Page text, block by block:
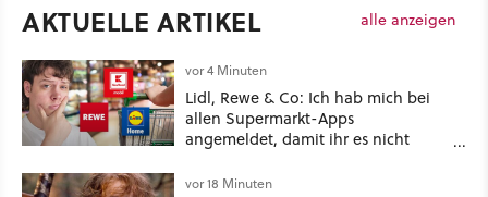
AKTUELLE ARTIKEL alle anzeigen
vor 4 Minuten
Lidl, Rewe & Co: Ich hab mich bei
allen Supermarkt-Apps
angemeldet, damit ihr es nicht
vor 18 Minuten